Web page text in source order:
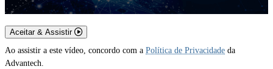
Aceitar & Assistir
Ao assistir a este vídeo, concordo com a Política de Privacidade da
Advantech.